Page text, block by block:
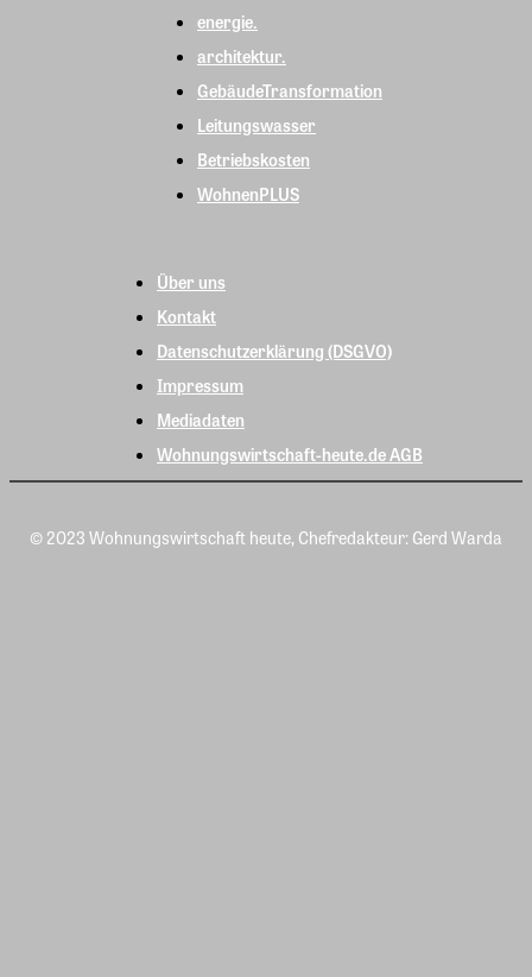
energie.
architektur.
GebäudeTransformation
Leitungswasser
Betriebskosten
WohnenPLUS
Über uns
Kontakt
Datenschutzerklärung (DSGVO)
Impressum
Mediadaten
Wohnungswirtschaft-heute.de AGB
© 2023 Wohnungswirtschaft heute, Chefredakteur: Gerd Warda